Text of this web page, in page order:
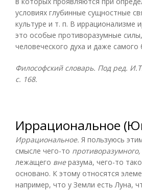
условиях глубинные сущностные
культуре и т. п. В иррационализме
это особые противоразумные
человеческого духа и даже самого
Философский словарь. Под ред.
с. 168.
Иррациональное
Иррациональное. Я пользуюсь
смысле чего-то противоразумного,
лежащего внеразума, чего-то
основано. К этому относятся
например, что у Земли есть Луна,